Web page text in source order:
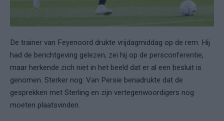
De trainer van Feyenoord drukte vrijdagmiddag op de rem. Hij
had de berichtgeving gelezen, zei hij op de persconferentie,
maar herkende zich niet in het beeld dat er al een besluit is
genomen. Sterker nog: Van Persie benadrukte dat de
gesprekken met Sterling en zijn vertegenwoordigers nog
moeten plaatsvinden.